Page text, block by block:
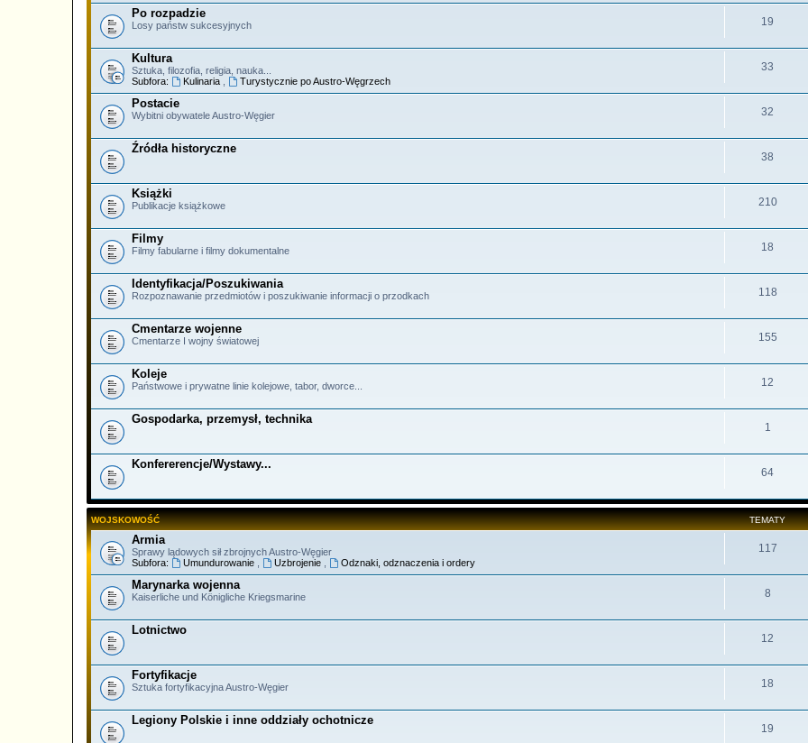
Po rozpadzie
Losy państw sukcesyjnych 19
Kultura
Sztuka, filozofia, religia, nauka...
Subfora:
Kulinaria Turystycznie po Austro-Węgrzech
33
Postacie
Wybitni obywatele Austro-Węgier 32
Źródła historyczne
38
Książki
Publikacje książkowe 210
Filmy
Filmy fabularne i filmy dokumentalne 18
Identyfikacja/Poszukiwania
Rozpoznawanie przedmiotów i poszukiwanie informacji o przodkach 118
Cmentarze wojenne
Cmentarze I wojny światowej 155
Koleje
Państwowe i prywatne linie kolejowe, tabor, dworce... 12
Gospodarka, przemysł, technika
1
Konfererencje/Wystawy...
64
WOJSKOWOŚĆ TEMATY
Armia
Sprawy lądowych sił zbrojnych Austro-Węgier
Subfora:
Umundurowanie Uzbrojenie Odznaki, odznaczenia i ordery
117
Marynarka wojenna
Kaiserliche und Königliche Kriegsmarine 8
Lotnictwo
12
Fortyfikacje
Sztuka fortyfikacyjna Austro-Węgier 18
Legiony Polskie i inne oddziały ochotnicze
19